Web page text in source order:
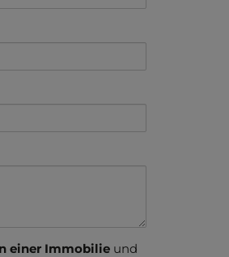
einer Immobilie und